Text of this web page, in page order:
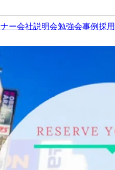
ー会社説明会勉強会事例採用